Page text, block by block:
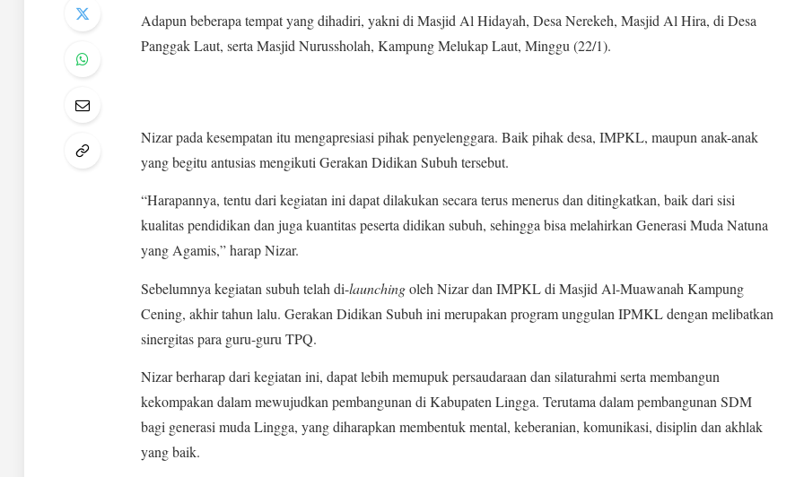
Adapun beberapa tempat yang dihadiri, yakni di Masjid Al Hidayah, Desa Nerekeh, Masjid Al Hira, di Desa
Panggak Laut, serta Masjid Nurussholah, Kampung Melukap Laut, Minggu (22/1).
Nizar pada kesempatan itu mengapresiasi pihak penyelenggara. Baik pihak desa, IMPKL, maupun anak-anak
yang begitu antusias mengikuti Gerakan Didikan Subuh tersebut.
“Harapannya, tentu dari kegiatan ini dapat dilakukan secara terus menerus dan ditingkatkan, baik dari sisi
kualitas pendidikan dan juga kuantitas peserta didikan subuh, sehingga bisa melahirkan Generasi Muda Natuna
yang Agamis,” harap Nizar.
Sebelumnya kegiatan subuh telah di-launchingoleh Nizar dan IMPKL di Masjid Al-Muawanah Kampung
Cening, akhir tahun lalu. Gerakan Didikan Subuh ini merupakan program unggulan IPMKL dengan melibatkan
sinergitas para guru-guru TPQ.
Nizar berharap dari kegiatan ini, dapat lebih memupuk persaudaraan dan silaturahmi serta membangun
kekompakan dalam mewujudkan pembangunan di Kabupaten Lingga. Terutama dalam pembangunan SDM
bagi generasi muda Lingga, yang diharapkan membentuk mental, keberanian, komunikasi, disiplin dan akhlak
yang baik.